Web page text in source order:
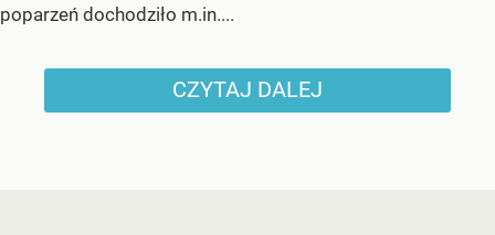
poparzeń dochodziło m.in....
CZYTAJ DALEJ